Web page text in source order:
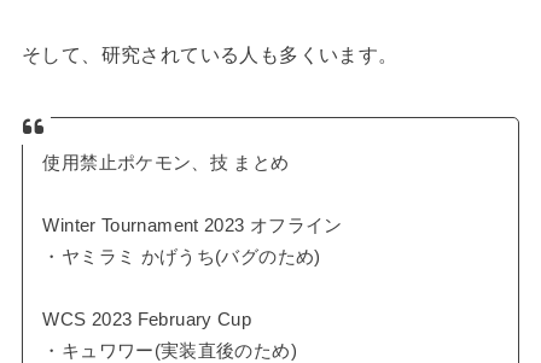
そして、研究されている人も多くいます。
使用禁止ポケモン、技 まとめ
Winter Tournament 2023 オフライン
・ヤミラミ かげうち(バグのため)
WCS 2023 February Cup
・キュワワー(実装直後のため)